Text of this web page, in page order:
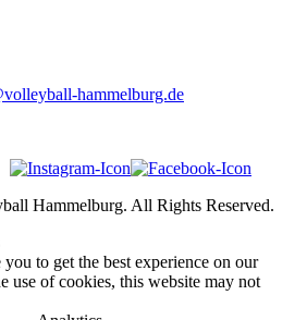
hammelburg.de
Hammelburg. All Rights Reserved.
to get the best experience on our
use of cookies, this website may not